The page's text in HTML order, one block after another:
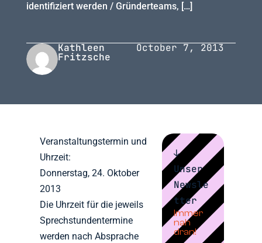
identifiziert werden / Gründerteams, […]
Kathleen
Fritzsche
October 7, 2013
Veranstaltungstermin und
Uhrzeit:
Donnerstag, 24. Oktober
2013
Die Uhrzeit für die jeweils
Sprechstundentermine
werden nach Absprache
↓
Unser
Newsle
tter
Immer
nah
dran!